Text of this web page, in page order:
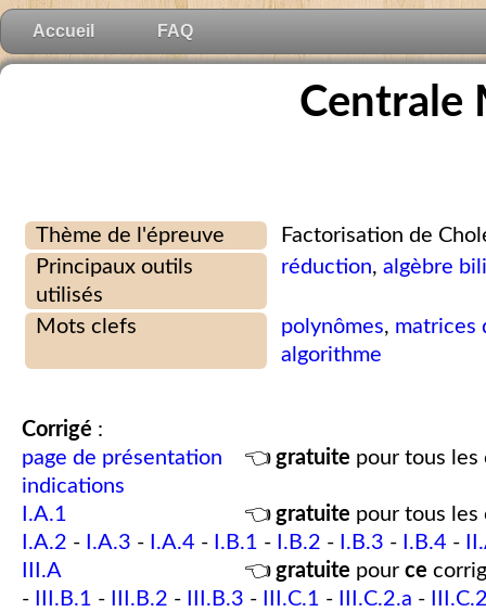
Accueil FAQ
Centrale
Thème de l'épreuve
Factorisation de
Principaux outils
utilisés
réduction,algèbre
Mots clefs polynômes, matrices
algorithme
Corrigé :
page de présentation
👈 gratuite pour tous les
indications
I.A.1
👈 gratuite pour tous les
I.A.2 - I.A.3 - I.A.4 - I.B.1 - I.B.2 - I.B.3 - I.B.4 -
III.A
👈 gratuite pour ce
-
III.B.1 - III.B.2 - III.B.3 - III.C.1 - III.C.2.a -